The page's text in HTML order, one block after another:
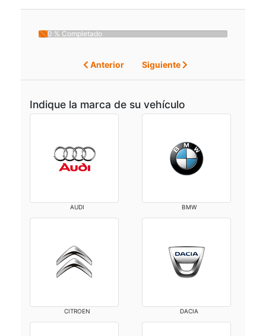
Anterior
0 % Completado
Siguiente
Indique la marca de su vehículo
AUDI BMW
CITROEN DACIA